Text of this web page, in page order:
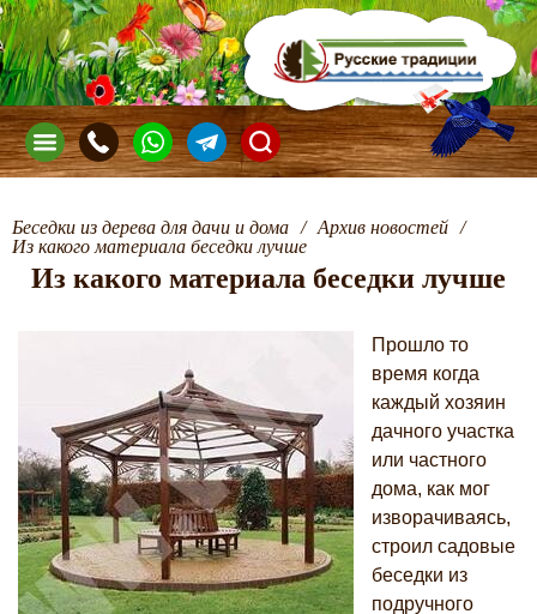
Беседки из дерева для дачи и дома / Архив новостей /
Из какого материала беседки лучше
Из какого материала беседки лучше
Прошло то
время когда
каждый хозяин
дачного участка
или частного
дома, как мог
изворачиваясь,
строил садовые
беседки из
подручного